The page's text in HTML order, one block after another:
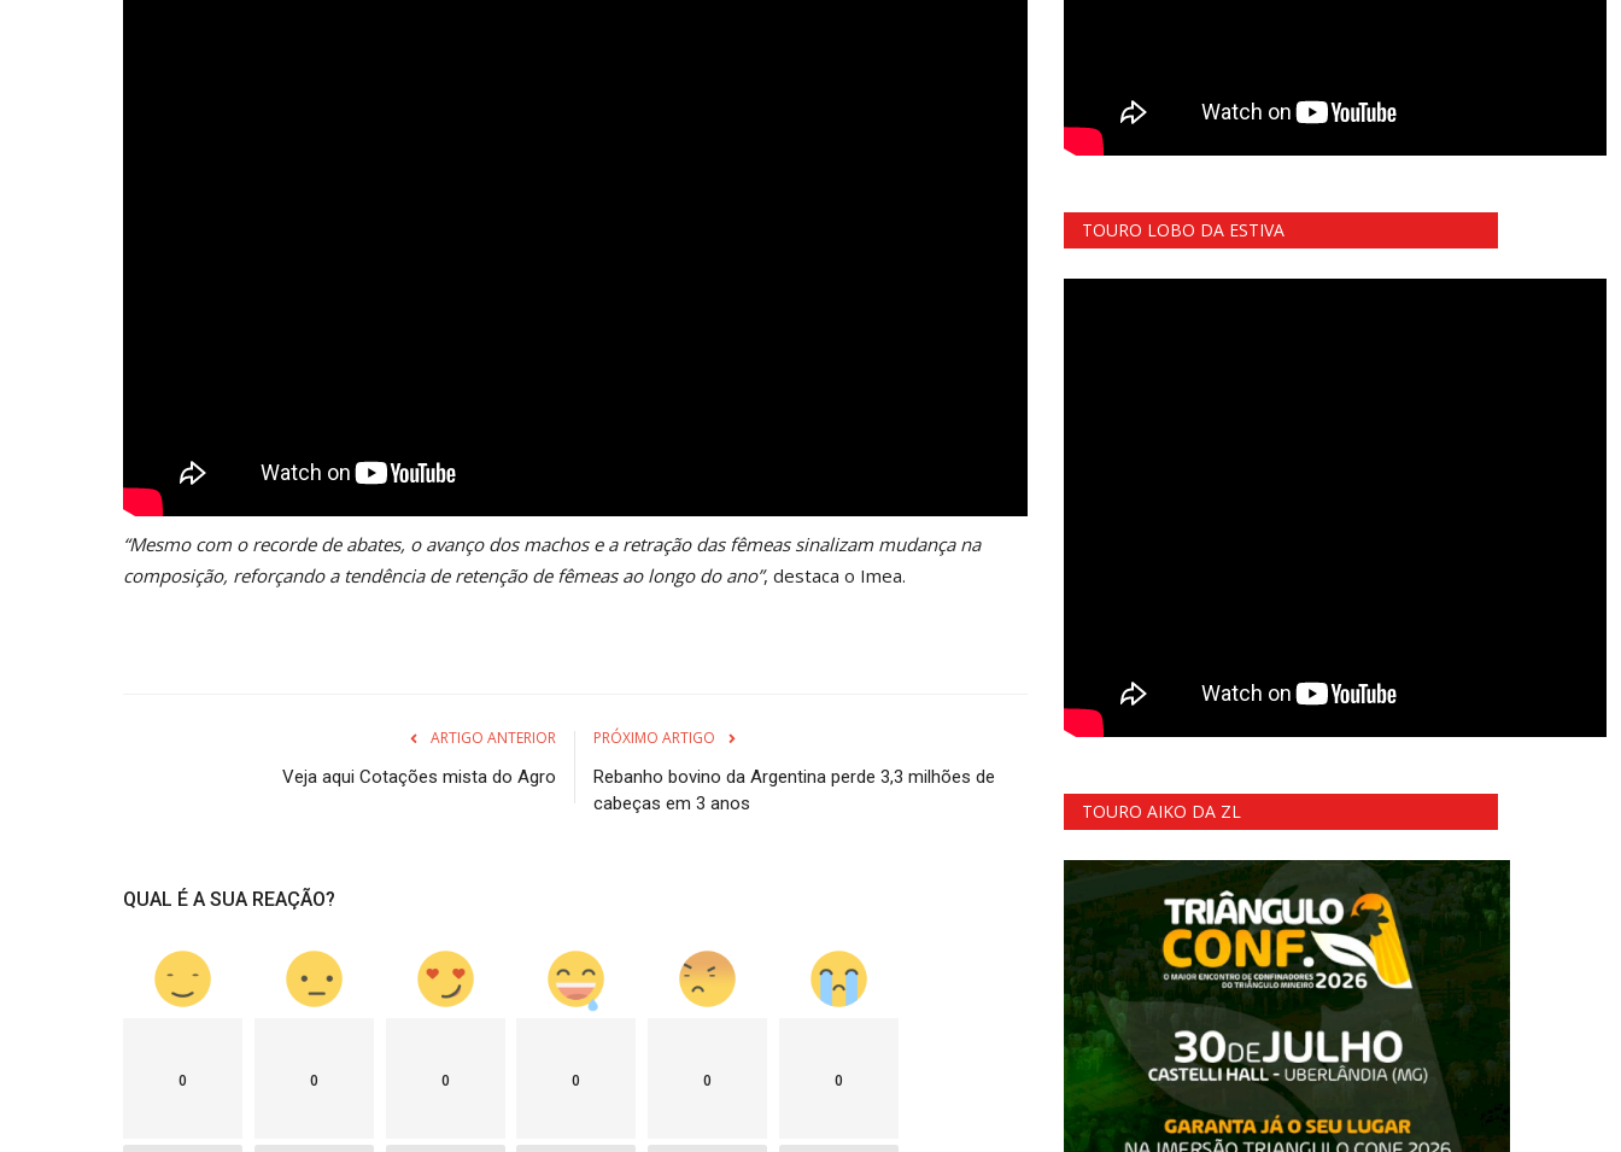
“Mesmo com o recorde de abates, o avanço dos machos e a retração das fêmeas sinalizam mudança na
composição, reforçando a tendência de retenção de fêmeas ao longo do ano”, destaca o Imea.
ARTIGO ANTERIOR
Veja aqui Cotações mista do Agro
PRÓXIMO ARTIGO
Rebanho bovino da Argentina perde 3,3 milhões de
cabeças em 3 anos
QUAL É A SUA REAÇÃO?
0 0 0 0 0 0
TOURO LOBO DA ESTIVA
TOURO AIKO DA ZL